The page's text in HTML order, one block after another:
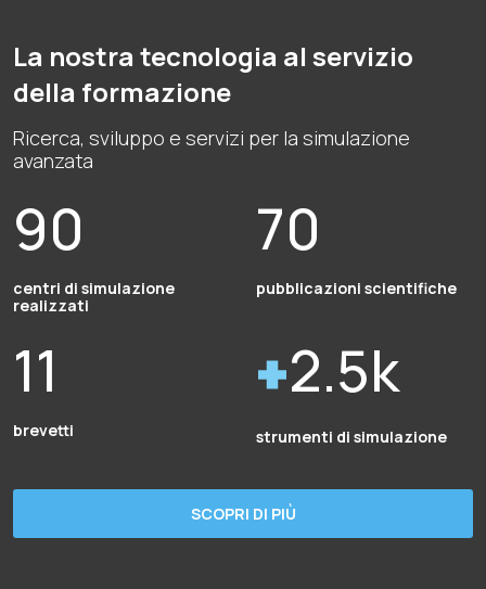
La nostra tecnologia al servizio
della formazione
Ricerca, sviluppo e servizi per la simulazione
avanzata
90
centri di simulazione
realizzati
70
pubblicazioni scientifiche
11
brevetti
2.5k
strumenti di simulazione
SCOPRI DI PIÙ